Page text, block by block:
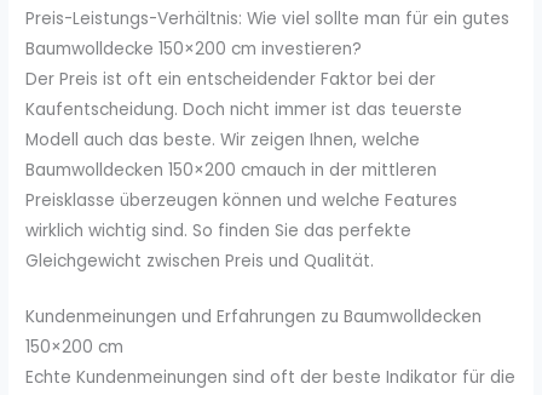
Preis-Leistungs-Verhältnis: Wie viel sollte man für ein gutes
Baumwolldecke 150×200 cm investieren?
Der Preis ist oft ein entscheidender Faktor bei der
Kaufentscheidung. Doch nicht immer ist das teuerste
Modell auch das beste. Wir zeigen Ihnen, welche
Baumwolldecken 150×200 cmauch in der mittleren
Preisklasse überzeugen können und welche Features
wirklich wichtig sind. So finden Sie das perfekte
Gleichgewicht zwischen Preis und Qualität.
Kundenmeinungen und Erfahrungen zu Baumwolldecken
150×200 cm
Echte Kundenmeinungen sind oft der beste Indikator für die